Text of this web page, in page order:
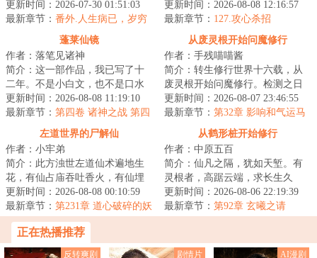
有赤心一颗，以巡天。欢迎来
到，情何以甚的仙...
更新时间：2026-07-30 01:51:03
最新章节： 番外.人生病已，岁穷
理超度！魏忠贤？连窝端！八旗
入关？追着打到...
更新时间：2026-08-08 12:16:57
最新章节： 127.攻心杀招
蓬莱仙镜
作者：落笔见诸神
简介：这一部作品，我已写了十
二年。不是小白文，也不是口水
文，前期侧重官场和明史比较慢
热，从第二卷开...
更新时间：2026-08-08 11:19:10
最新章节： 第四卷 诸神之战 第四
百八十八章 金手指
从废灵根开始问魔修行
作者：手残喵喵酱
简介：转生修行世界十六载，从
废灵根开始问魔修行。检测之日
灵根落于五等，今生难以突破练
气中期，仙门不...
更新时间：2026-08-07 23:46:55
最新章节： 第32章 影响和气运马
左道世界的尸解仙
作者：小牢弟
简介：此方浊世左道仙术遍地生
花，有仙占庙吞吐香火，有仙埋
坟过阴走脚，有仙游街采生折
割，有仙化身万千...
更新时间：2026-08-08 00:10:59
最新章节： 第231章 道心破碎的妖
皇
从鹤形桩开始修行
作者：中原五百
简介：仙凡之隔，犹如天堑。有
灵根者，高踞云端，求长生久
视；无灵根者，命如草芥，于红
尘老死。夏冬本是...
更新时间：2026-08-06 22:19:39
最新章节： 第92章 玄曦之请
正在热播推荐
反转爽剧 剧情片 AI漫剧